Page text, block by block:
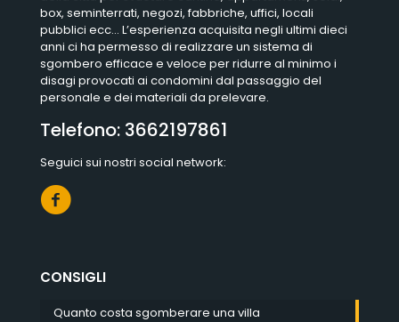
box, seminterrati, negozi, fabbriche, uffici, locali
pubblici ecc… L’esperienza acquisita negli ultimi dieci
anni ci ha permesso di realizzare un sistema di
sgombero efficace e veloce per ridurre al minimo i
disagi provocati ai condomini dal passaggio del
personale e dei materiali da prelevare.
Telefono: 3662197861
Seguici sui nostri social network:
CONSIGLI
Quanto costa sgomberare una villa